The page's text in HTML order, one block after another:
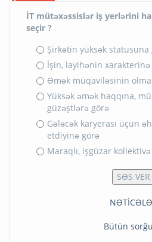
İT mütəxəssislər iş yerlərini
seçir ?
Şirkətin yüksək statusuna
İşin, layihənin xarakterinə
Əmək müqaviləsinin
Yüksək əmək haqqına,
güzəştlərə görə
Gələcək karyerası üçün
etdiyinə görə
Maraqlı, işgüzar
Bütün